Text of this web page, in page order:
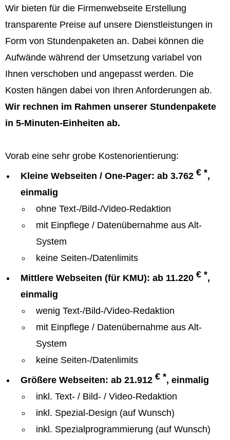
Wir bieten für die Firmenwebseite Erstellung
transparente Preise auf unsere Dienstleistungen in
Form von Stundenpaketen an. Dabei können die
Aufwände während der Umsetzung variabel von
Ihnen verschoben und angepasst werden. Die
Kosten hängen dabei von Ihren Anforderungen ab.
Wir rechnen im Rahmen unserer Stundenpakete
in 5-Minuten-Einheiten ab.
Vorab eine sehr grobe Kostenorientierung:
Kleine Webseiten / One-Pager: ab 3.762 € *,
einmalig
ohne Text-/Bild-/Video-Redaktion
mit Einpflege / Datenübernahme aus Alt-
System
keine Seiten-/Datenlimits
Mittlere Webseiten (für KMU): ab 11.220 € *,
einmalig
wenig Text-/Bild-/Video-Redaktion
mit Einpflege / Datenübernahme aus Alt-
System
keine Seiten-/Datenlimits
Größere Webseiten: ab 21.912 € *, einmalig
inkl. Text- / Bild- / Video-Redaktion
inkl. Spezial-Design (auf Wunsch)
inkl. Spezialprogrammierung (auf Wunsch)